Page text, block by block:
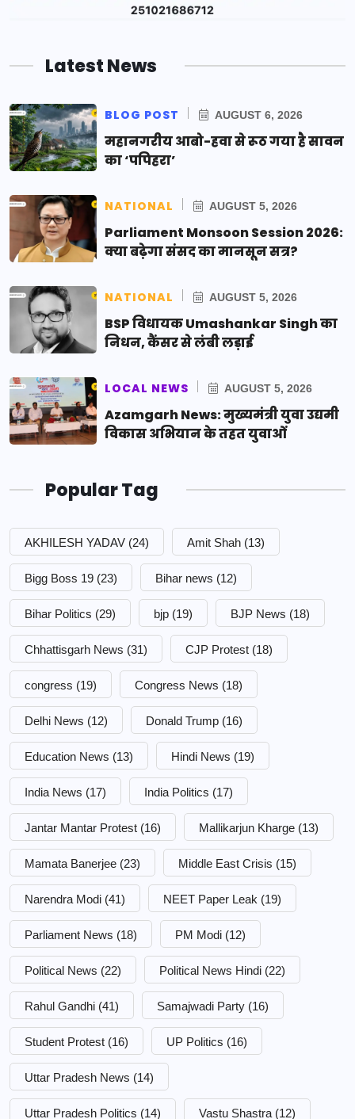
Latest News
BLOG POST AUGUST 6, 2026
महानगरीय आबो-हवा से रूठ गया है सावन
का ‘पपिहरा’
NATIONAL AUGUST 5, 2026
Parliament Monsoon Session 2026:
क्या बढ़ेगा संसद का मानसून सत्र?
NATIONAL AUGUST 5, 2026
BSP विधायक Umashankar Singh का
निधन, कैंसर से लंबी लड़ाई
LOCAL NEWS AUGUST 5, 2026
Azamgarh News: मुख्यमंत्री युवा उद्यमी
विकास अभियान के तहत युवाओं
Popular Tag
AKHILESH YADAV (24) Amit Shah (13)
Bigg Boss 19 (23) Bihar news (12)
Bihar Politics (29) bjp (19) BJP News (18)
Chhattisgarh News (31) CJP Protest (18)
congress (19) Congress News (18)
Delhi News (12) Donald Trump (16)
Education News (13) Hindi News (19)
India News (17) India Politics (17)
Jantar Mantar Protest (16) Mallikarjun Kharge (13)
Mamata Banerjee (23) Middle East Crisis (15)
Narendra Modi (41) NEET Paper Leak (19)
Parliament News (18) PM Modi (12)
Political News (22) Political News Hindi (22)
Rahul Gandhi (41) Samajwadi Party (16)
Student Protest (16) UP Politics (16)
Uttar Pradesh News (14)
Uttar Pradesh Politics (14) Vastu Shastra (12)